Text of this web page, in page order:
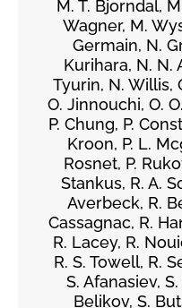
M. T. Bjorndal,
Wagner, M.
Germain, N.
Kurihara, N. N.
Tyurin, N. Willis,
O. Jinnouchi, O.
P. Chung, P.
Kroon, P. L.
Rosnet, P.
Stankus, R. A.
Averbeck, R.
Cassagnac, R.
R. Lacey, R.
R. S. Towell, R.
S. Afanasiev,
Belikov, S.